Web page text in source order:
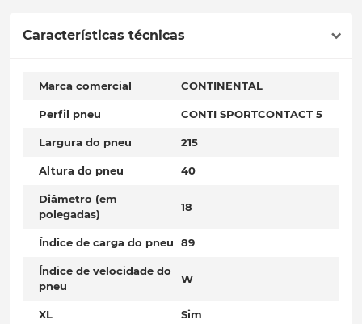
Características técnicas
Marca comercial CONTINENTAL
Perfil pneu CONTI SPORTCONTACT 5
Largura do pneu 215
Altura do pneu 40
Diâmetro (em
polegadas)
18
Índice de carga do pneu 89
Índice de velocidade do
pneu
W
XL Sim